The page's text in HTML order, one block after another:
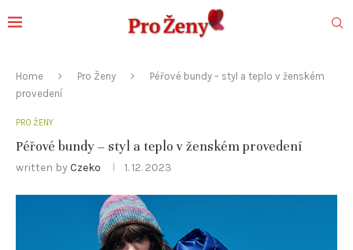
Home Pro Ženy
Péřové bundy – styl a teplo v ženském
provedení
PRO ŽENY
Péřové bundy – styl a teplo v ženském provedení
written by Czeko 1. 12. 2023